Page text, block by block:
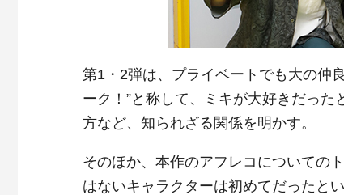
第1・2弾は、プライベートでも大の仲
ーク！”と称して、ミキが大好きだっ
方など、知られざる関係を明かす。
そのほか、本作のアフレコについての
はないキャラクターは初めてだったと